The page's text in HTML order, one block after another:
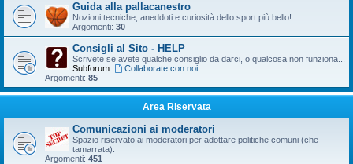
Guida alla pallacanestro
Nozioni tecniche, aneddoti e curiosità dello sport più bello!
Argomenti: 30
Consigli al Sito - HELP
Scrivete se avete qualche consiglio da darci, o qualcosa non funziona...
Subforum:
Collaborate con noi
Argomenti: 85
Area Riservata
Comunicazioni ai moderatori
Spazio riservato ai moderatori per adottare politiche comuni (che
tamarrata).
Argomenti: 451